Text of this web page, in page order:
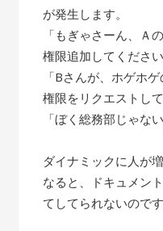
が発生します。
「もぎゃさーん、Ａ
権限追加してくださ
「Bさんが、ホゲホ
権限をリクエストして
「ぼく総務部じゃな
ダイナミックに人が
なると、ドキュメン
てしてられないのです